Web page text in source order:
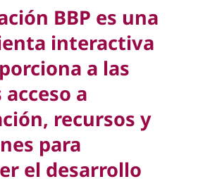
BBP es una
interactiva
a las
a
recursos y
para
el desarrollo